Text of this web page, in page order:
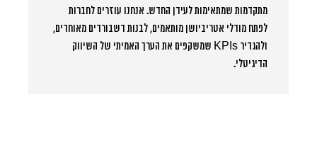
מתקדמות שמתאימות לעידן החדש. אנחנו עוזרים לחברות
לפתח מודלי אטריביושן מותאמים, לבנות דשבורדים מאוחדים,
ולהגדיר KPIs שמשקפים את הערך האמיתי של השיווק
הדיגיטלי.